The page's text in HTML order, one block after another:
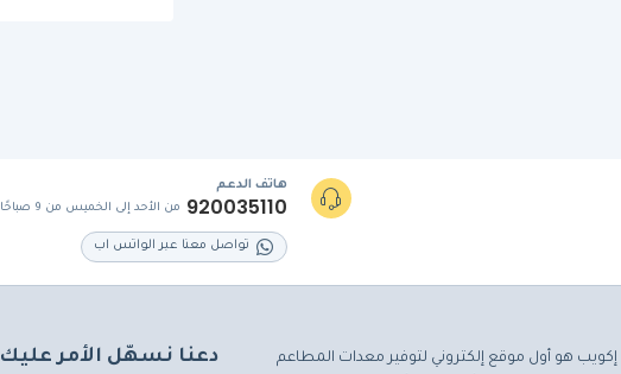
هاتف الدعم
920035110 من الأحد إلى الخميس من 9 صباحًا وحتى 5 مساءً
تواصل معنا عبر الواتس اب
إكويب هو أول موقع إلكتروني لتوفير معدات المطاعم
دعنا نسهّل الأمر عليك